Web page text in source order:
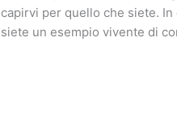
capirvi per quello che siete.
siete un esempio vivente di